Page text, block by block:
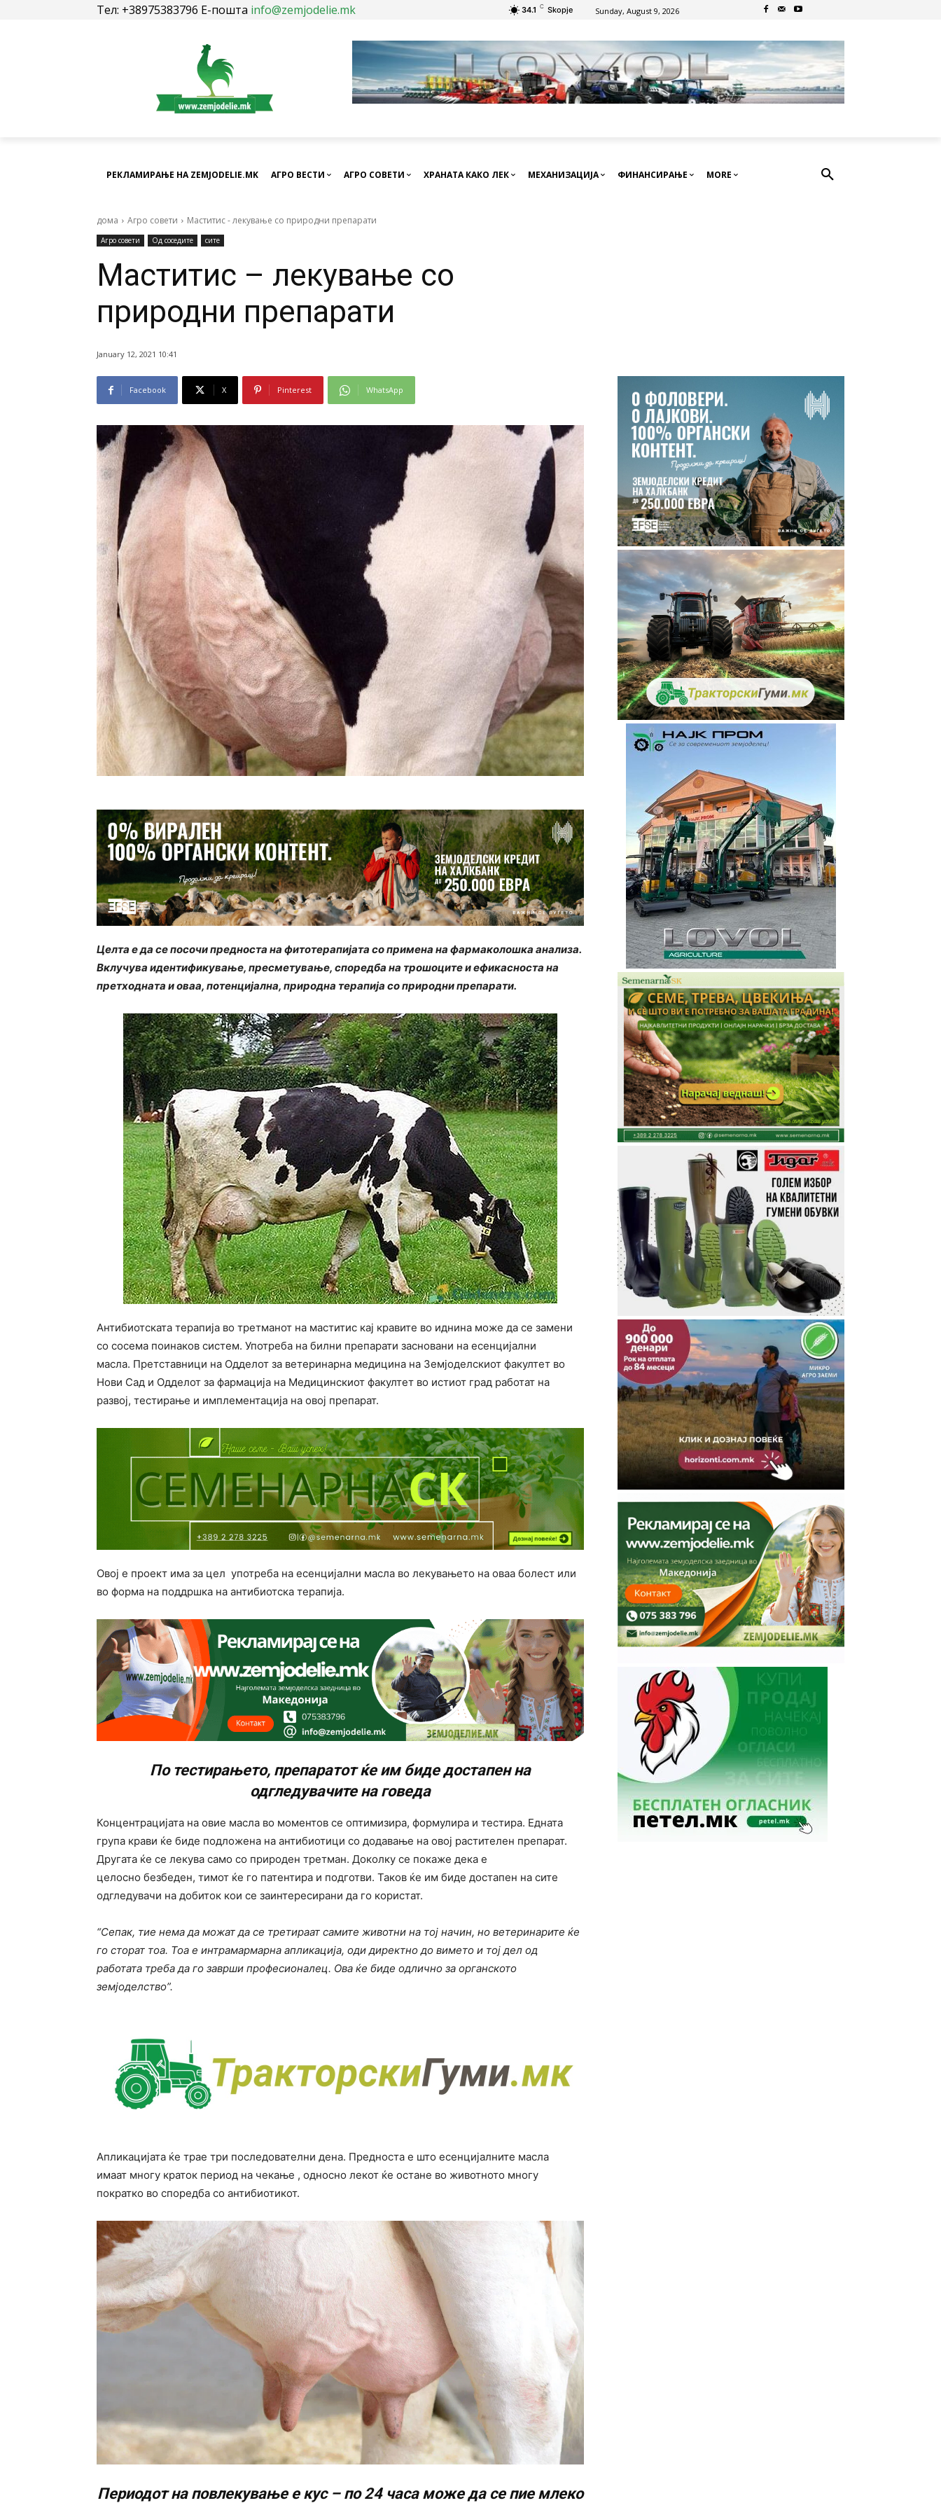
Тел: +38975383796 Е-пошта info@zemjodelie.mk 34.1 C Skopje Sunday, August 9, 2026
РЕКЛАМИРАЊЕ НА ZEMJODELIE.MK АГРО ВЕСТИ АГРО СОВЕТИ ХРАНАТА КАКО ЛЕК МЕХАНИЗАЦИЈА ФИНАНСИРАЊЕ MORE
дома Агро совети Маститис - лекување со природни препарати
Агро совети Од соседите сите
Маститис – лекување со
природни препарати
January 12, 2021 10:41
Facebook X Pinterest WhatsApp
Целта е да се посочи предноста на фитотерапијата со примена на фармаколошка анализа.
Вклучува идентификување, пресметување, споредба на трошоците и ефикасноста на
претходната и оваа, потенцијална, природна терапија со природни препарати.
Антибиотската терапија во третманот на маститис кај кравите во иднина може да се замени
со сосема поинаков систем. Употреба на билни препарати засновани на есенцијални
масла. Претставници на Одделот за ветеринарна медицина на Земјоделскиот факултет во
Нови Сад и Одделот за фармација на Медицинскиот факултет во истиот град работат на
развој, тестирање и имплементација на овој препарат.
Овој е проект има за цел употреба на есенцијални масла во лекувањето на оваа болест или
во форма на поддршка на антибиотска терапија.
По тестирањето, препаратот ќе им биде достапен на
одгледувачите на говеда
Концентрацијата на овие масла во моментов се оптимизира, формулира и тестира. Едната
група крави ќе биде подложена на антибиотици со додавање на овој растителен препарат.
Другата ќе се лекува само со природен третман. Доколку се покаже дека е
целосно безбеден, тимот ќе го патентира и подготви. Таков ќе им биде достапен на сите
одгледувачи на добиток кои се заинтересирани да го користат.
“Сепак, тие нема да можат да се третираат самите животни на тој начин, но ветеринарите ќе
го сторат тоа. Тоа е интрамармарна апликација, оди директно до вимето и тој дел од
работата треба да го заврши професионалец. Ова ќе биде одлично за органското
земјоделство”.
Апликацијата ќе трае три последователни дена. Предноста е што есенцијалните масла
имаат многу краток период на чекање , односно лекот ќе остане во животното многу
пократко во споредба со антибиотикот.
Периодот на повлекување е кус – по 24 часа може да се пие млеко